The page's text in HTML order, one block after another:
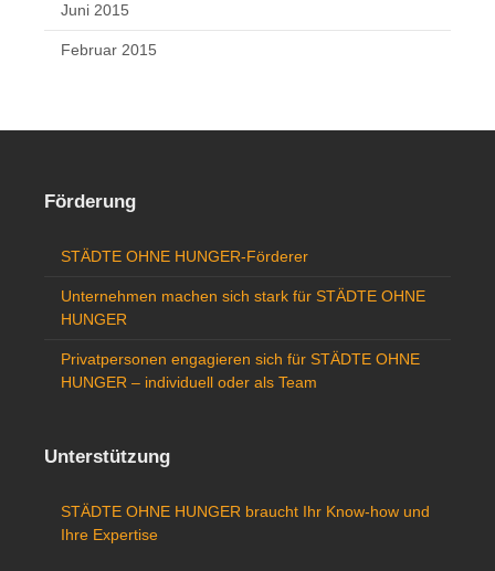
Juni 2015
Februar 2015
Förderung
STÄDTE OHNE HUNGER-Förderer
Unternehmen machen sich stark für STÄDTE OHNE
HUNGER
Privatpersonen engagieren sich für STÄDTE OHNE
HUNGER – individuell oder als Team
Unterstützung
STÄDTE OHNE HUNGER braucht Ihr Know-how und
Ihre Expertise